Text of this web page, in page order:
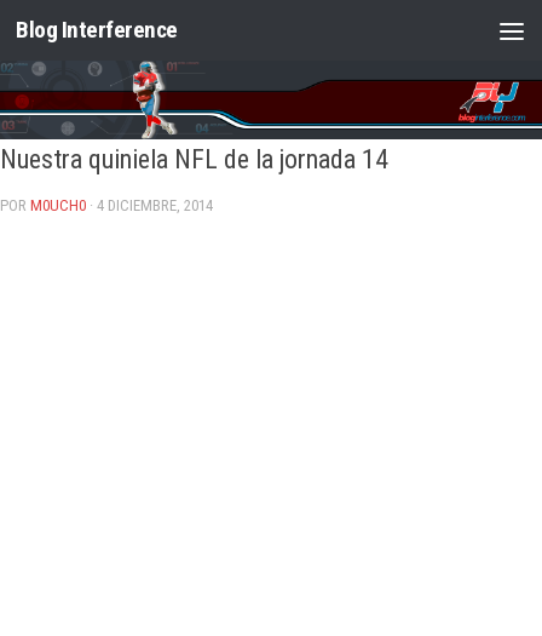
Saltar al contenido
Blog Interference
Nuestra quiniela NFL de la jornada 14
POR M0UCH0 · 4 DICIEMBRE, 2014